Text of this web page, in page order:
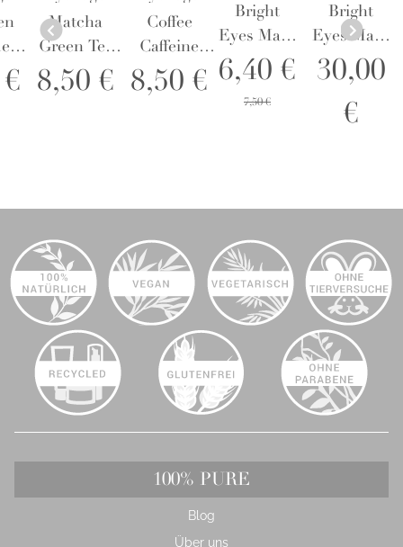
Matcha
Green Tea
Antioxidant
Hydrogel
8,50 €
Coffee
Caffeine
Recovery
Hydrogel
8,50 €
Bright
Eyes Mask
-
Augenpads
6,40 €
7,50 €
Bright
Eyes Mask
5er Pack -
Augenpads
30,00
€
100% PURE
Blog
Über uns